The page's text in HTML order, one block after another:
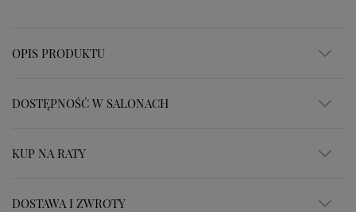
OPIS PRODUKTU
DOSTĘPNOŚĆ W SALONACH
KUP NA RATY
DOSTAWA I ZWROTY